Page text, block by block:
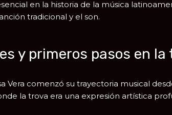
en la historia de la música
tradicional y el son.
y primeros pasos en la
Vera comenzó su trayectoria musical
la trova era una expresión artística